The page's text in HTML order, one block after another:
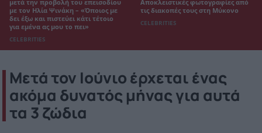
μετά την προβολή του επεισοδίου
με τον Ηλία Ψινάκη – «Όποιος με
δει έξω και πιστεύει κάτι τέτοιο
για εμένα ας μου το πει»
CELEBRITIES
Αποκλειστικές φωτογραφίες από
τις διακοπές τους στη Μύκονο
CELEBRITIES
Μετά τον Ιούνιο έρχεται ένας
ακόμα δυνατός μήνας για αυτά
τα 3 ζώδια